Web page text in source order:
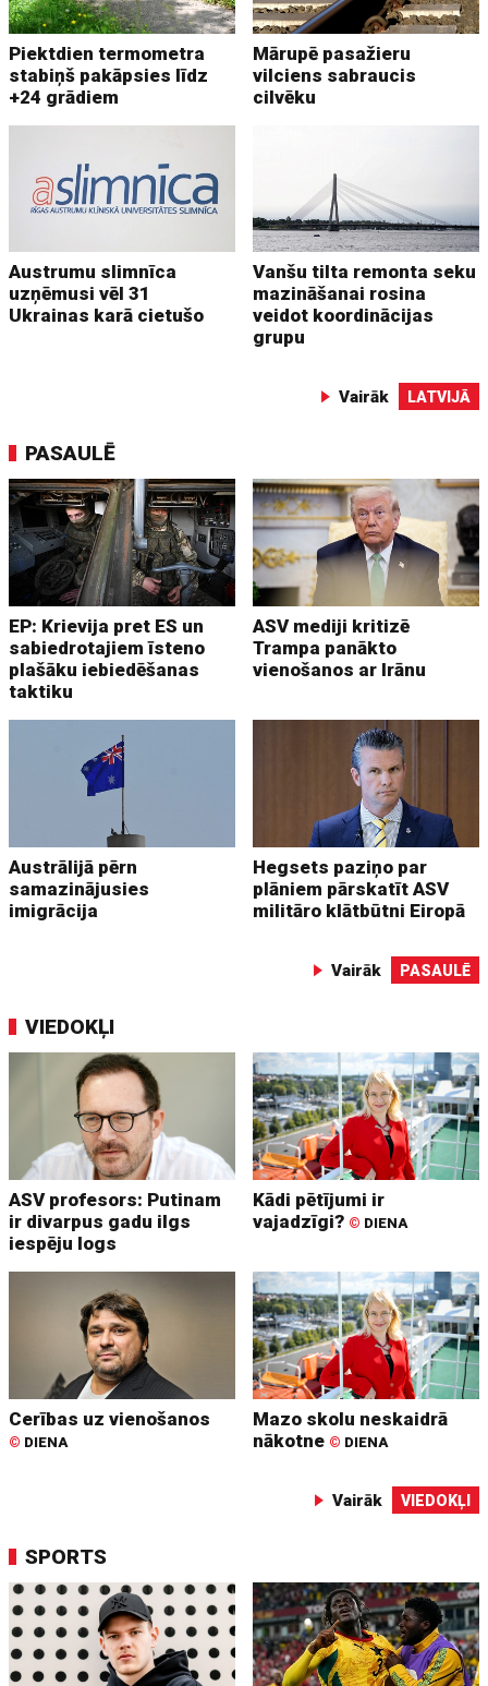
Piektdien termometra
stabiņš pakāpsies līdz
+24 grādiem
Mārupē pasažieru
vilciens sabraucis
cilvēku
Austrumu slimnīca
uzņēmusi vēl 31
Ukrainas karā cietušo
Vanšu tilta remonta seku
mazināšanai rosina
veidot koordinācijas
grupu
Vairāk LATVIJĀ
PASAULĒ
EP: Krievija pret ES un
sabiedrotajiem īsteno
plašāku iebiedēšanas
taktiku
ASV mediji kritizē
Trampa panākto
vienošanos ar Irānu
Austrālijā pērn
samazinājusies
imigrācija
Hegsets paziņo par
plāniem pārskatīt ASV
militāro klātbūtni Eiropā
Vairāk PASAULĒ
VIEDOKĻI
ASV profesors: Putinam
ir divarpus gadu ilgs
iespēju logs
Kādi pētījumi ir
vajadzīgi? © DIENA
Cerības uz vienošanos
© DIENA
Mazo skolu neskaidrā
nākotne © DIENA
Vairāk VIEDOKĻI
SPORTS